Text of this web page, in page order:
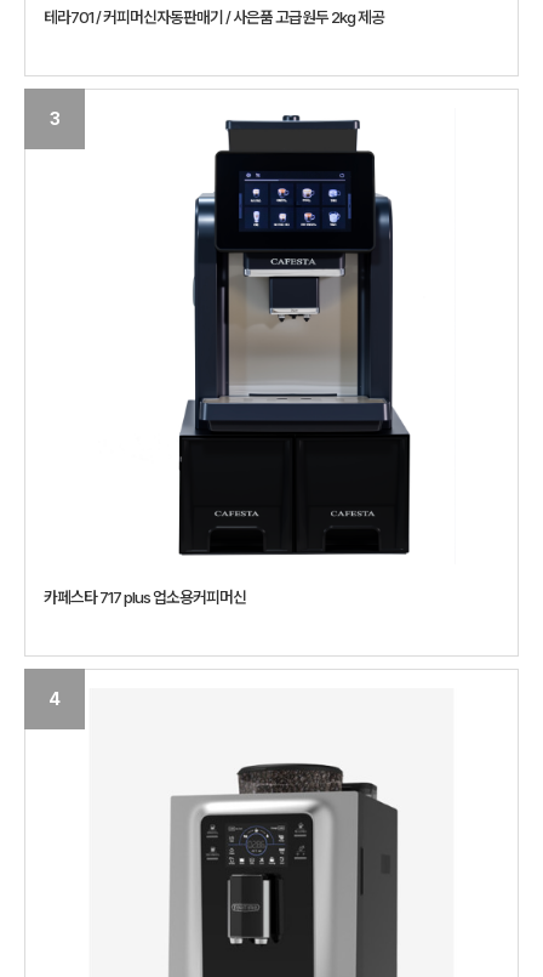
테라701 / 커피머신자동판매기 / 사은품 고급원두 2kg 제공
3
카페스타 717 plus 업소용커피머신
4